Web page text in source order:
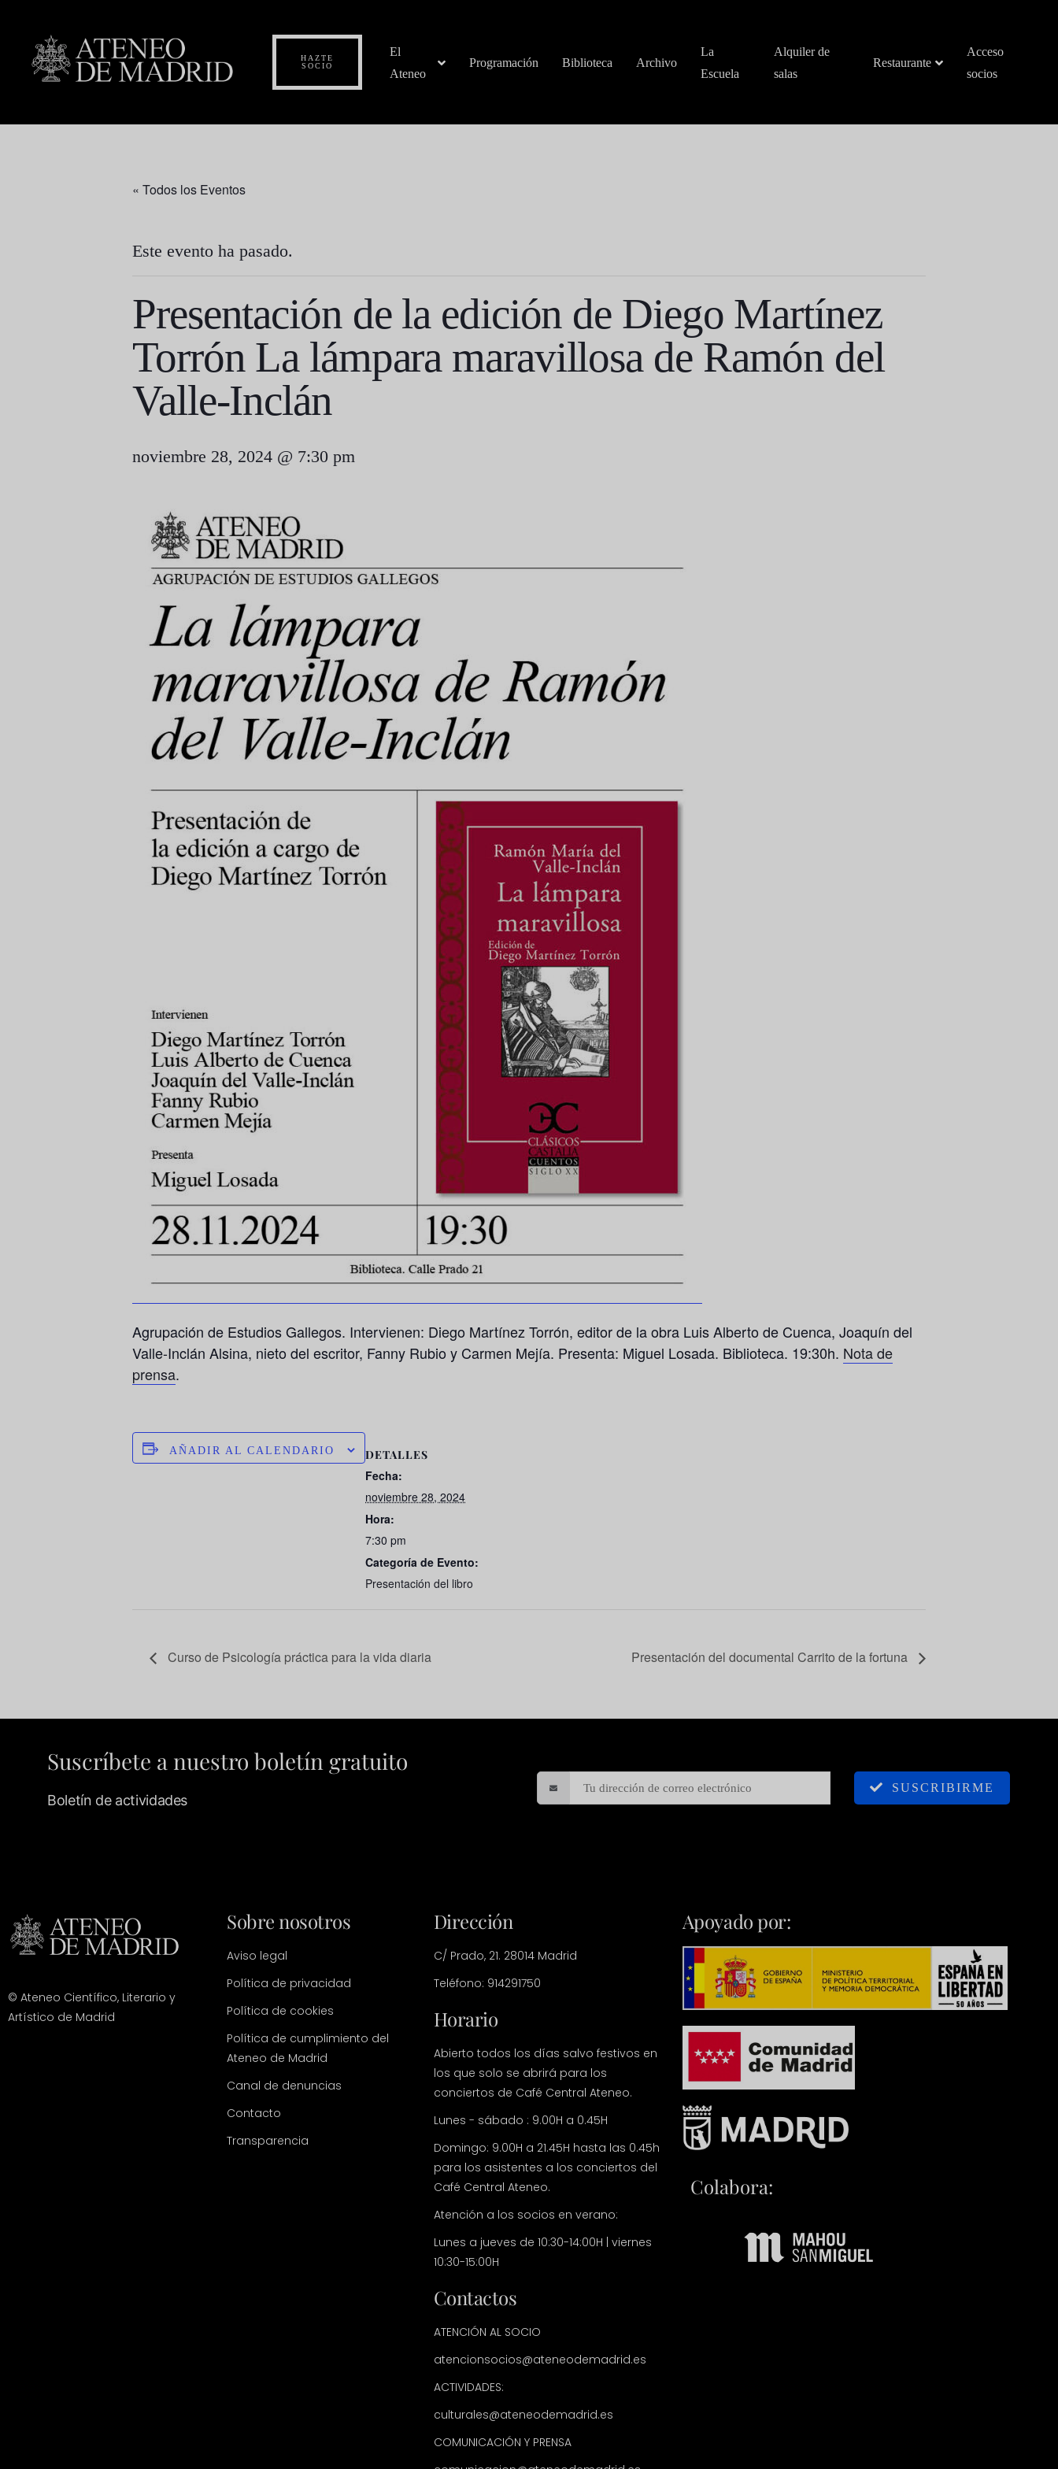
HAZTE
SOCIO
El
Ateneo
Programación Biblioteca Archivo
La
Escuela
Alquiler de
salas
Restaurante
Acceso
socios
« Todos los Eventos
Este evento ha pasado.
Presentación de la edición de Diego Martínez
Torrón La lámpara maravillosa de Ramón del
Valle-Inclán
noviembre 28, 2024 @ 7:30 pm
Agrupación de Estudios Gallegos. Intervienen: Diego Martínez Torrón, editor de la obra Luis Alberto de Cuenca, Joaquín del
Valle-Inclán Alsina, nieto del escritor, Fanny Rubio y Carmen Mejía. Presenta: Miguel Losada. Biblioteca. 19:30h. Nota de
prensa.
AÑADIR AL CALENDARIO DETALLES
Fecha:
noviembre 28, 2024
Hora:
7:30 pm
Categoría de Evento:
Presentación del libro
Curso de Psicología práctica para la vida diaria Presentación del documental Carrito de la fortuna
Suscríbete a nuestro boletín gratuito
Boletín de actividades
SUSCRIBIRME
© Ateneo Científico, Literario y
Artístico de Madrid
Sobre nosotros
Aviso legal
Política de privacidad
Política de cookies
Política de cumplimiento del
Ateneo de Madrid
Canal de denuncias
Contacto
Transparencia
Dirección
C/ Prado, 21. 28014 Madrid
Teléfono: 914291750
Horario
Abierto todos los días salvo festivos en
los que solo se abrirá para los
conciertos de Café Central Ateneo.
Lunes - sábado : 9.00H a 0.45H
Domingo: 9.00H a 21.45H hasta las 0.45h
para los asistentes a los conciertos del
Café Central Ateneo.
Atención a los socios en verano:
Lunes a jueves de 10:30-14:00H | viernes
10:30-15:00H
Contactos
ATENCIÓN AL SOCIO
atencionsocios@ateneodemadrid.es
ACTIVIDADES:
culturales@ateneodemadrid.es
COMUNICACIÓN Y PRENSA
Apoyado por:
Colabora: